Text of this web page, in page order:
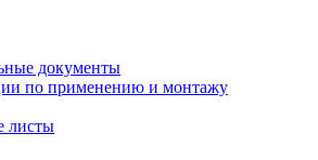
документы
по применению и монтажу
листы